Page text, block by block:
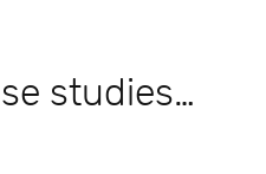
studies…